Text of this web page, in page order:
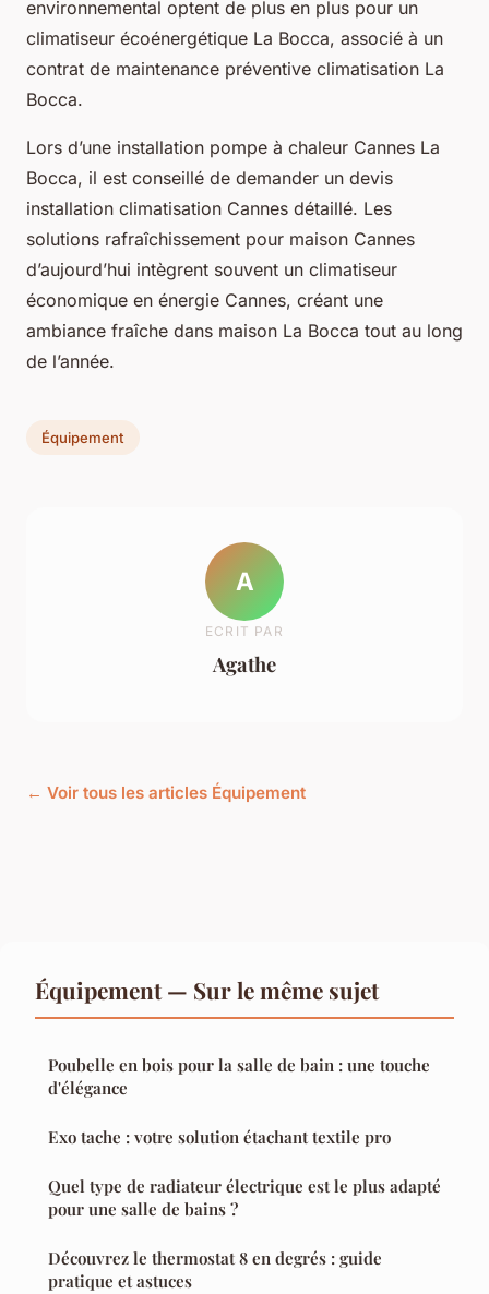
environnemental optent de plus en plus pour un
climatiseur écoénergétique La Bocca, associé à un
contrat de maintenance préventive climatisation La
Bocca.
Lors d’une installation pompe à chaleur Cannes La
Bocca, il est conseillé de demander un devis
installation climatisation Cannes détaillé. Les
solutions rafraîchissement pour maison Cannes
d’aujourd’hui intègrent souvent un climatiseur
économique en énergie Cannes, créant une
ambiance fraîche dans maison La Bocca tout au long
de l’année.
Équipement
A
ECRIT PAR
Agathe
← Voir tous les articles Équipement
Équipement — Sur le même sujet
Poubelle en bois pour la salle de bain : une touche
d'élégance
Exo tache : votre solution étachant textile pro
Quel type de radiateur électrique est le plus adapté
pour une salle de bains ?
Découvrez le thermostat 8 en degrés : guide
pratique et astuces